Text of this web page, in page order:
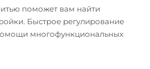
поможет вам найти
Быстрое регулирование
многофункциональных